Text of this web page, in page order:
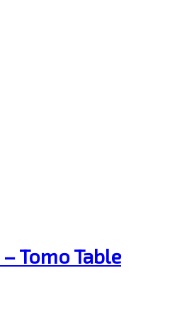
Tomo Table